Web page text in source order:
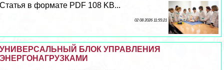
Статья в формате PDF 108 KB...
02 08 2026 11:55:21
УНИВЕРСАЛЬНЫЙ БЛОК УПРАВЛЕНИЯ
ЭНЕРГОНАГРУЗКАМИ